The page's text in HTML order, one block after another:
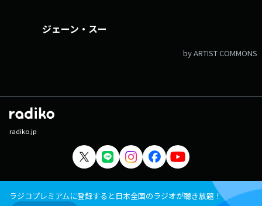
ジェーン・スー
by ARTIST COMMONS
radiko.jp
ラジコプレミアムに登録すると日本全国のラジオが聴き放題！